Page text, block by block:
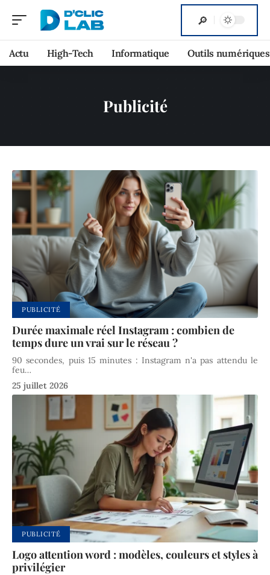
Actu High-Tech Informatique Outils numériques
Publicité
PUBLICITÉ
Durée maximale réel Instagram : combien de
temps dure un vrai sur le réseau ?
90 secondes, puis 15 minutes : Instagram n'a pas attendu le
feu…
25 juillet 2026
PUBLICITÉ
Logo attention word : modèles, couleurs et styles à
privilégier